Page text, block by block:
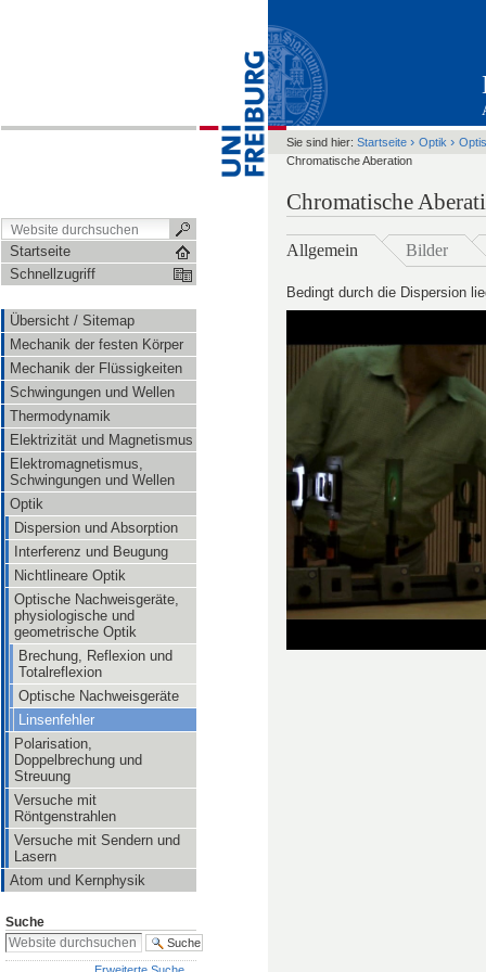
Startseite
Schnellzugriff
Übersicht / Sitemap
Mechanik der festen Körper
Mechanik der Flüssigkeiten
Schwingungen und Wellen
Thermodynamik
Elektrizität und Magnetismus
Elektromagnetismus,
Schwingungen und Wellen
Optik
Dispersion und Absorption
Interferenz und Beugung
Nichtlineare Optik
Optische Nachweisgeräte,
physiologische und
geometrische Optik
Brechung, Reflexion und
Totalreflexion
Optische Nachweisgeräte
Linsenfehler
Polarisation,
Doppelbrechung und
Streuung
Versuche mit
Röntgenstrahlen
Versuche mit Sendern und
Lasern
Atom und Kernphysik
Suche
Sie sind hier: Startseite › Optik ›
Chromatische Aberation
Chromatische
Allgemein Bilder
Bedingt durch die Dispersion